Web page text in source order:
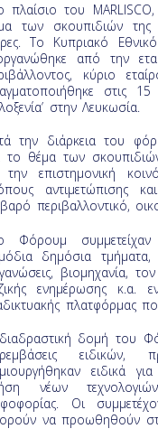
content
πλαίσιο του
των σκουπιδιών της
Το Κυπριακό
από την
κύριο
στις
στην Λευκωσία.
την διάρκεια του
το θέμα των
την επιστημονική
αντιμετώπισης
περιβαλλοντικό,
Φόρουμ
δημόσια τμήματα,
βιομηχανία,
ενημέρωσης
πλατφόρμας
δομή του
ειδικά
νέων
Οι
να προωθηθούν